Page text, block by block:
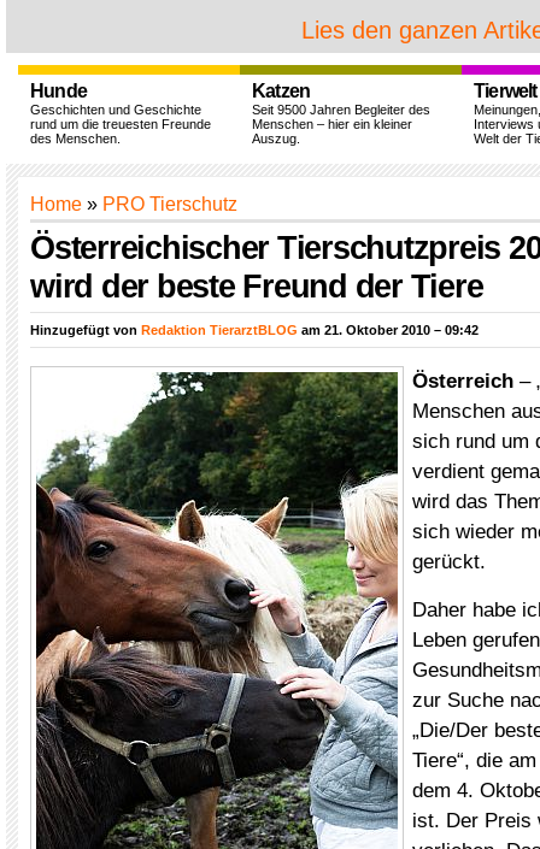
Lies den ganzen
Hunde
Geschichten und Geschichte
rund um die treuesten Freunde
des Menschen.
Katzen
Seit 9500 Jahren Begleiter des
Menschen – hier ein kleiner
Auszug.
Tierwelt
Interviews
Welt der
Home » PRO Tierschutz
Österreichischer Tierschutzpreis
wird der beste Freund der Tiere
Hinzugefügt von Redaktion TierarztBLOG am 21. Oktober 2010 – 09:42
Österreich –
Menschen
sich rund um
verdient
wird das
sich wieder
gerückt.
Daher habe
Leben
zur Suche
„Die/Der
Tiere“, die
dem 4.
ist. Der Preis